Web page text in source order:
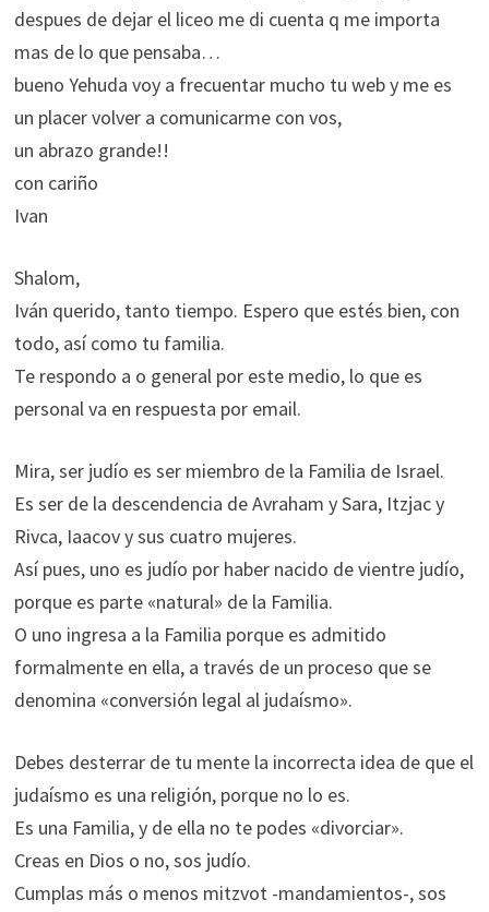
despues de dejar el liceo me di cuenta q me importa
mas de lo que pensaba…
bueno Yehuda voy a frecuentar mucho tu web y me es
un placer volver a comunicarme con vos,
un abrazo grande!!
con cariño
Ivan
Shalom,
Iván querido, tanto tiempo. Espero que estés bien, con
todo, así como tu familia.
Te respondo a o general por este medio, lo que es
personal va en respuesta por email.
Mira, ser judío es ser miembro de la Familia de Israel.
Es ser de la descendencia de Avraham y Sara, Itzjac y
Rivca, Iaacov y sus cuatro mujeres.
Así pues, uno es judío por haber nacido de vientre judío,
porque es parte «natural» de la Familia.
O uno ingresa a la Familia porque es admitido
formalmente en ella, a través de un proceso que se
denomina «conversión legal al judaísmo».
Debes desterrar de tu mente la incorrecta idea de que el
judaísmo es una religión, porque no lo es.
Es una Familia, y de ella no te podes «divorciar».
Creas en Dios o no, sos judío.
Cumplas más o menos mitzvot -mandamientos-, sos